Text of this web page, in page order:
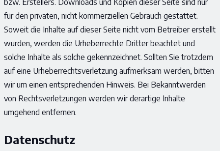
bzw. Erstellers. Downloads und Kopien dieser Seite sind nur
für den privaten, nicht kommerziellen Gebrauch gestattet.
Soweit die Inhalte auf dieser Seite nicht vom Betreiber erstellt
wurden, werden die Urheberrechte Dritter beachtet und
solche Inhalte als solche gekennzeichnet. Sollten Sie trotzdem
auf eine Urheberrechtsverletzung aufmerksam werden, bitten
wir um einen entsprechenden Hinweis. Bei Bekanntwerden
von Rechtsverletzungen werden wir derartige Inhalte
umgehend entfernen.
Datenschutz